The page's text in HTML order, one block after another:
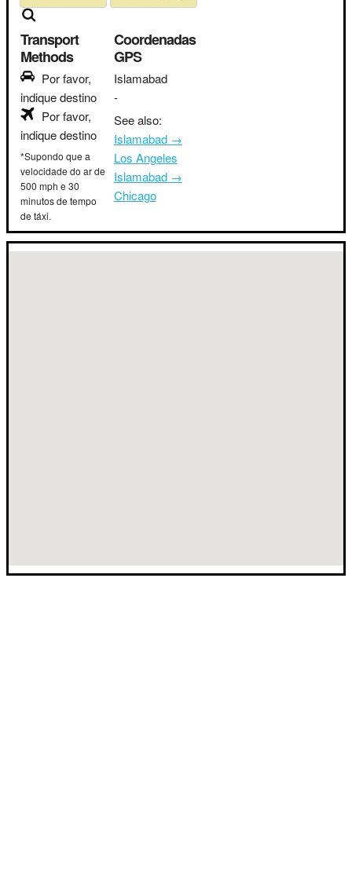
Transport
Methods
Por favor,
indique destino
Por favor,
indique destino
*Supondo que a
velocidade do ar de
500 mph e 30
minutos de tempo
de táxi.
Coordenadas
GPS
Islamabad
-
See also:
Islamabad →
Los Angeles
Islamabad →
Chicago